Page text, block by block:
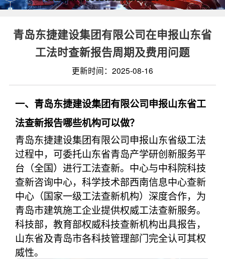
青岛东捷建设集团有限公司在申报山东省
工法时查新报告周期及费用问题
更新时间：2025-08-16
一、青岛东捷建设集团有限公司申报山东省工
法查新报告哪些机构可以做？
青岛东捷建设集团有限公司申报山东省级工法
过程中，可委托山东省青岛产学研创新服务平
台（全国）进行工法查新。中心与中科院科技
查新咨询中心，科学技术部西南信息中心查新
中心（国家一级工法查新机构）深度合作，为
青岛市建筑施工企业提供权威工法查新服务。
科技部，教育部权威科技查新机构出具报告，
山东省及青岛市各科技管理部门完全认可其权
威性。